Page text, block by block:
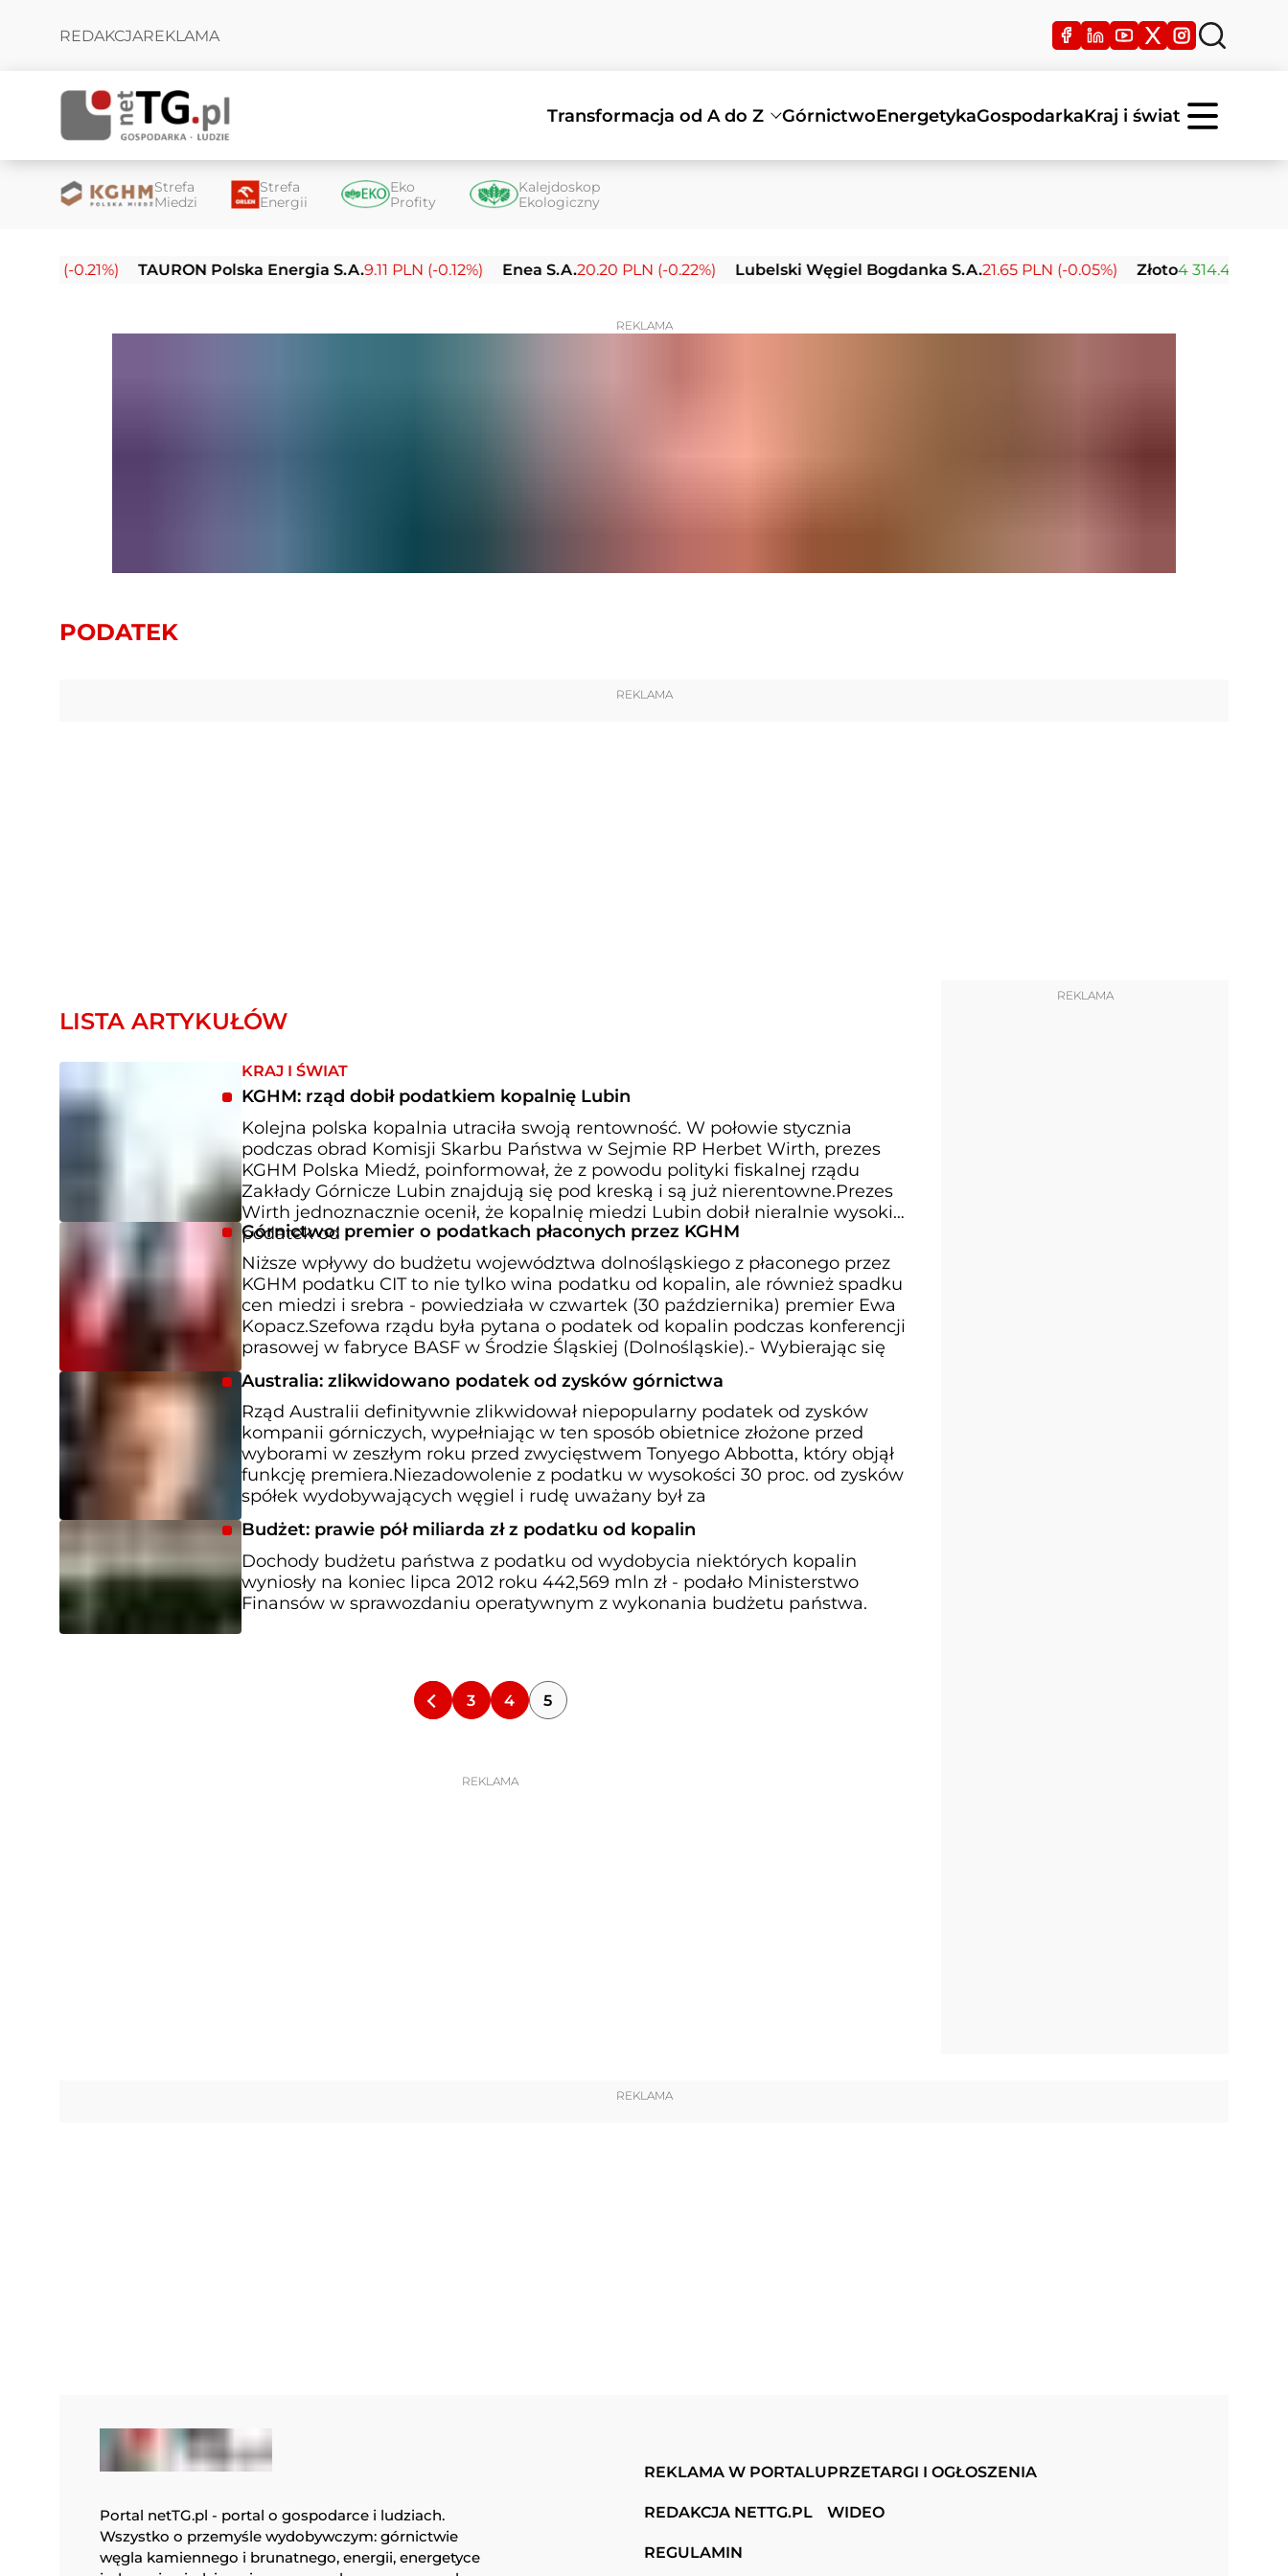
REDAKCJAREKLAMA
Transformacja od A do Z GórnictwoEnergetykaGospodarkaKraj i świat
Strefa
Miedzi
Strefa
Energii
Eko
Profity
Kalejdoskop
Ekologiczny
(-0.21%) TAURON Polska Energia S.A.9.11 PLN (-0.12%) Enea S.A.20.20 PLN (-0.22%) Lubelski Węgiel Bogdanka S.A.21.65 PLN (-0.05%) Złoto 4 314.41 USD
REKLAMA
PODATEK
REKLAMA
LISTA ARTYKUŁÓW
KRAJ I ŚWIAT
KGHM: rząd dobił podatkiem kopalnię Lubin
Kolejna polska kopalnia utraciła swoją rentowność. W połowie stycznia
podczas obrad Komisji Skarbu Państwa w Sejmie RP Herbet Wirth, prezes
KGHM Polska Miedź, poinformował, że z powodu polityki fiskalnej rządu
Zakłady Górnicze Lubin znajdują się pod kreską i są już nierentowne.Prezes
Wirth jednoznacznie ocenił, że kopalnię miedzi Lubin dobił nieralnie wysoki
podatek od
Górnictwo: premier o podatkach płaconych przez KGHM
Niższe wpływy do budżetu województwa dolnośląskiego z płaconego przez
KGHM podatku CIT to nie tylko wina podatku od kopalin, ale również spadku
cen miedzi i srebra - powiedziała w czwartek (30 października) premier Ewa
Kopacz.Szefowa rządu była pytana o podatek od kopalin podczas konferencji
prasowej w fabryce BASF w Środzie Śląskiej (Dolnośląskie).- Wybierając się
Australia: zlikwidowano podatek od zysków górnictwa
Rząd Australii definitywnie zlikwidował niepopularny podatek od zysków
kompanii górniczych, wypełniając w ten sposób obietnice złożone przed
wyborami w zeszłym roku przed zwycięstwem Tonyego Abbotta, który objął
funkcję premiera.Niezadowolenie z podatku w wysokości 30 proc. od zysków
spółek wydobywających węgiel i rudę uważany był za
Budżet: prawie pół miliarda zł z podatku od kopalin
Dochody budżetu państwa z podatku od wydobycia niektórych kopalin
wyniosły na koniec lipca 2012 roku 442,569 mln zł - podało Ministerstwo
Finansów w sprawozdaniu operatywnym z wykonania budżetu państwa.
3 4 5
REKLAMA
REKLAMA
REKLAMA
Portal netTG.pl - portal o gospodarce i ludziach.
Wszystko o przemyśle wydobywczym: górnictwie
węgla kamiennego i brunatnego, energii, energetyce
REKLAMA W PORTALU
REDAKCJA NETTG.PL
REGULAMIN
PRZETARGI I OGŁOSZENIA
WIDEO